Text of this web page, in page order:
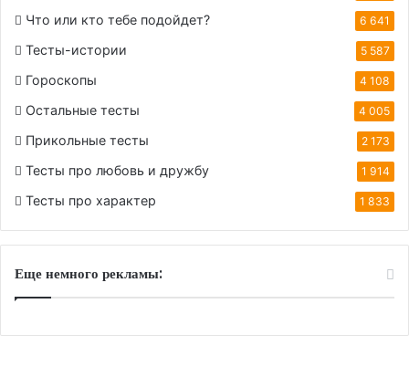
Что или кто тебе подойдет? 6 641
Тесты-истории 5 587
Гороскопы 4 108
Остальные тесты 4 005
Прикольные тесты 2 173
Тесты про любовь и дружбу 1 914
Тесты про характер 1 833
Еще немного рекламы: